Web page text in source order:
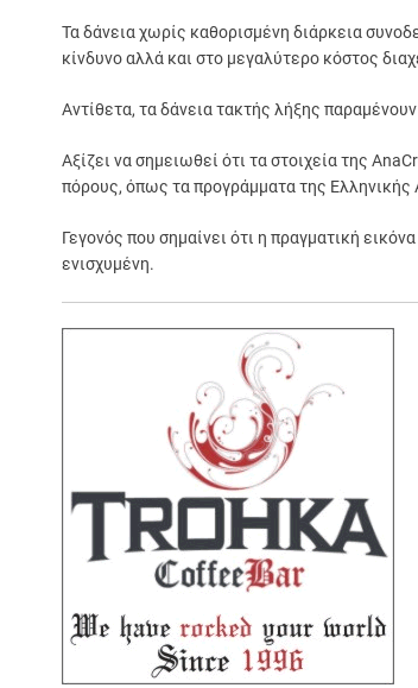
Τα δάνεια χωρίς καθορισμένη διάρκεια
κίνδυνο αλλά και στο μεγαλύτερο κόστος
Αντίθετα, τα δάνεια τακτής λήξης
Αξίζει να σημειωθεί ότι τα στοιχεία της
πόρους, όπως τα προγράμματα της Ελληνικής
Γεγονός που σημαίνει ότι η πραγματική
ενισχυμένη.